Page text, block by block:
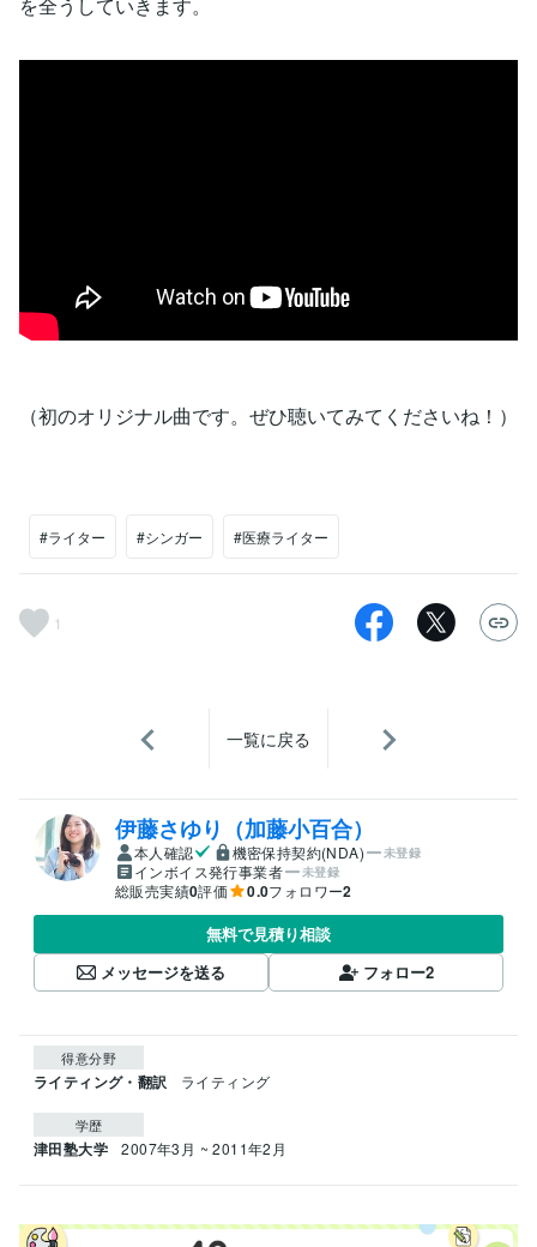
を全うしていきます。
（初のオリジナル曲です。ぜひ聴いてみてくださいね！）
#ライター #シンガー #医療ライター
1
一覧に戻る
伊藤さゆり（加藤小百合）
本人確認 機密保持契約(NDA) 未登録
インボイス発行事業者 未登録
総販売実績0評価 0.0フォロワー2
無料で見積り相談
メッセージを送る
フォロー2
得意分野
ライティング・翻訳 ライティング
学歴
津田塾大学 2007年3月 ~ 2011年2月